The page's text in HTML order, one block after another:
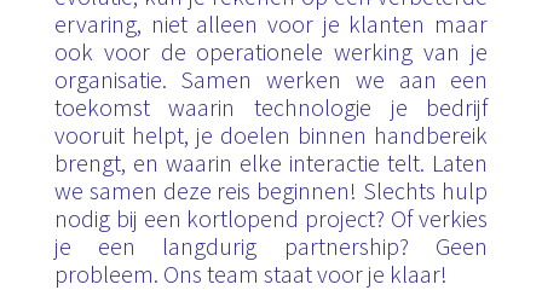
ervaring, niet alleen voor je klanten maar
ook voor de operationele werking van je
organisatie. Samen werken we aan een
toekomst waarin technologie je bedrijf
vooruit helpt, je doelen binnen handbereik
brengt, en waarin elke interactie telt. Laten
we samen deze reis beginnen! Slechts hulp
nodig bij een kortlopend project? Of verkies
je een langdurig partnership? Geen
probleem. Ons team staat voor je klaar!